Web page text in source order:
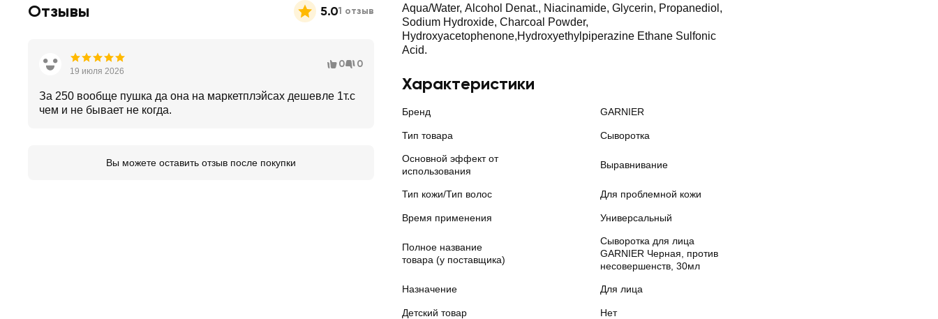
Aqua/Water, Alcohol Denat., Niacinamide, Glycerin, Propanediol,
Sodium Hydroxide, Charcoal Powder,
Hydroxyacetophenone,Hydroxyethylpiperazine Ethane Sulfonic
Acid.
Характеристики
Бренд GARNIER
Тип товара Сыворотка
Основной эффект от
использования
Выравнивание
Тип кожи/Тип волос Для проблемной кожи
Время применения Универсальный
Полное название
товара (у поставщика)
Сыворотка для лица
GARNIER Черная, против
несовершенств, 30мл
Назначение Для лица
Детский товар Нет
Отзывы 5.01 отзыв
19 июля 2026
0 0
За 250 вообще пушка да она на маркетплэйсах дешевле 1т.с
чем и не бывает не когда.
Вы можете оставить отзыв после покупки